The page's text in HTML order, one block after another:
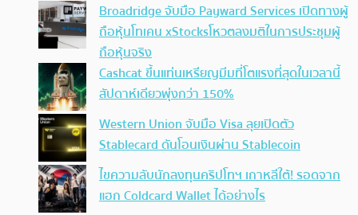
Broadridge จับมือ Payward Services เปิดทางผู้
ถือหุ้นโทเคน xStocksโหวตลงมติในการประชุมผู้
ถือหุ้นจริง
Cashcat ขึ้นแท่นเหรียญมีมที่โตแรงที่สุดในเวลานี้
สัปดาห์เดียวพุ่งกว่า 150%
Western Union จับมือ Visa ลุยเปิดตัว
Stablecard ดันโอนเงินผ่าน Stablecoin
ไขความลับนักลงทุนคริปโทฯ เกาหลีใต้! รอดจาก
แฮก Coldcard Wallet ได้อย่างไร